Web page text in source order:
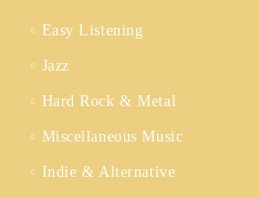
Easy Listening
Jazz
Hard Rock & Metal
Miscellaneous Music
Indie & Alternative